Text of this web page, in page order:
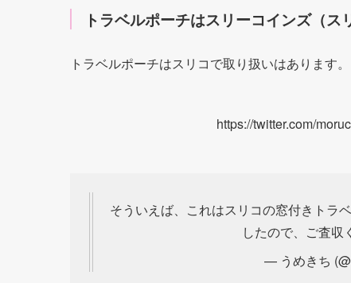
トラベルポーチはスリーコインズ（ス
トラベルポーチはスリコで取り扱いはあります。
https://twitter.com/
そういえば、これはスリコの窓付きトラ
したので、ご査収
— うめきち